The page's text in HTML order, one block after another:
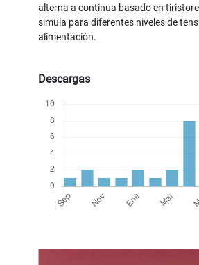
alterna a continua basado en
simula para diferentes niveles de
alimentación.
Descargas